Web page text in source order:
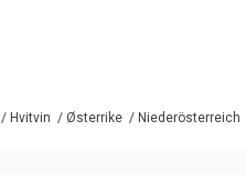
/ Hvitvin / Østerrike / Niederösterreich